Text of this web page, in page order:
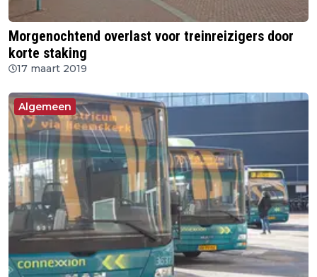
Morgenochtend overlast voor treinreizigers door
korte staking
17 maart 2019
Algemeen